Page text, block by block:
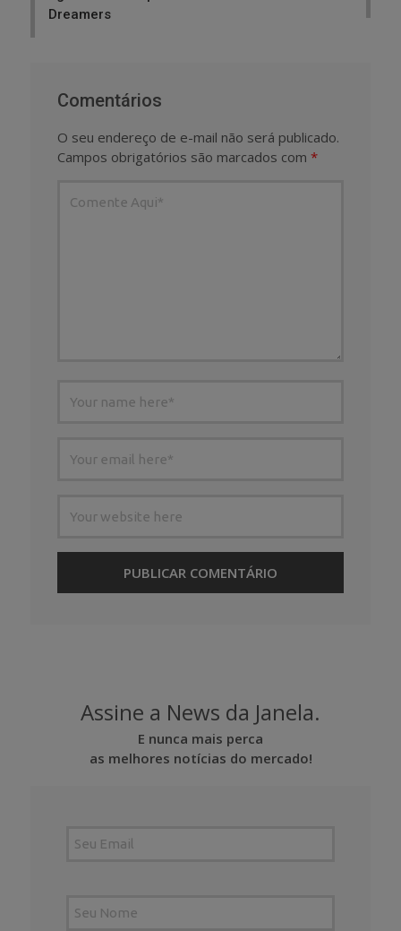
Dreamers
Comentários
O seu endereço de e-mail não será publicado.
Campos obrigatórios são marcados com *
Assine a News da Janela.
E nunca mais perca
as melhores notícias do mercado!